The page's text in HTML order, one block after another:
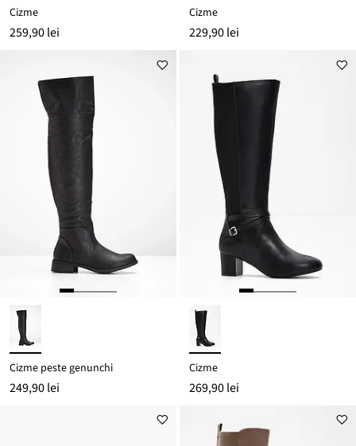
Cizme
259,90 lei
Cizme
229,90 lei
Cizme peste genunchi
249,90 lei
Cizme
269,90 lei